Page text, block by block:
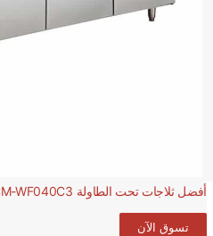
أفضل ثلاجات تحت الطاولة CM-WF040C3 ثلاجات ذات 3 أبواب تحت الطاولة
تسوق الآن